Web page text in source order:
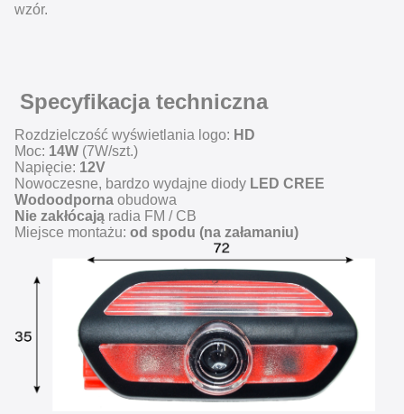
wzór.
Specyfikacja techniczna
Rozdzielczość wyświetlania logo: HD
Moc: 14W (7W/szt.)
Napięcie: 12V
Nowoczesne, bardzo wydajne diody LED CREE
Wodoodporna obudowa
Nie zakłócają radia FM / CB
Miejsce montażu: od spodu (na załamaniu)